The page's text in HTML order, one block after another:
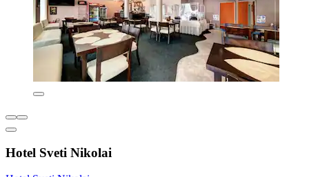
Hotel Sveti Nikolai